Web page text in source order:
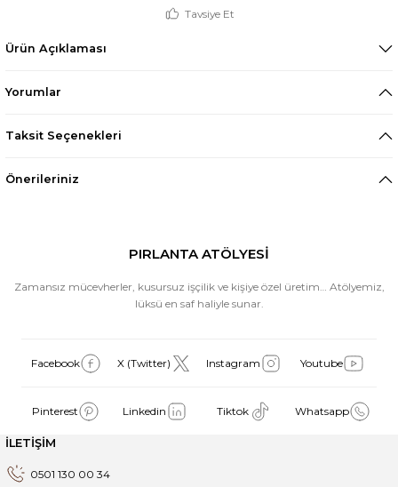
Tavsiye Et
Ürün Açıklaması
Yorumlar
Taksit Seçenekleri
Önerileriniz
PIRLANTA ATÖLYESİ
Zamansız mücevherler, kusursuz işçilik ve kişiye özel üretim… Atölyemiz,
lüksü en saf haliyle sunar.
Facebook X (Twitter) Instagram Youtube
Pinterest Linkedin Tiktok Whatsapp
İLETİŞİM
0501 130 00 34